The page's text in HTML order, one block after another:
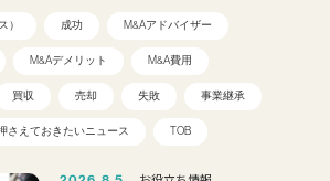
） 成功 M&Aアドバイザー
M&Aデメリット M&A費用
買収 売却 失敗 事業継承
さえておきたいニュース TOB